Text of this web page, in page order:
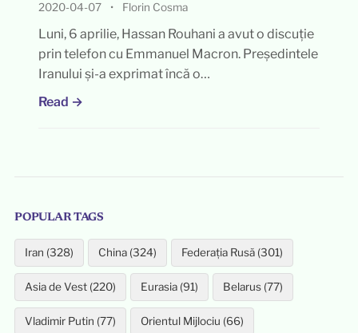
2020-04-07 • Florin Cosma
Luni, 6 aprilie, Hassan Rouhani a avut o discuție
prin telefon cu Emmanuel Macron. Președintele
Iranului și-a exprimat încă o…
Read →
POPULAR TAGS
Iran (328) China (324) Federația Rusă (301)
Asia de Vest (220) Eurasia (91) Belarus (77)
Vladimir Putin (77) Orientul Mijlociu (66)